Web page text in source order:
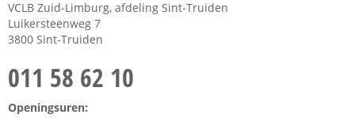
VCLB Zuid-Limburg, afdeling Sint-Truiden
Luikersteenweg 7
3800 Sint-Truiden
011 58 62 10
Openingsuren: